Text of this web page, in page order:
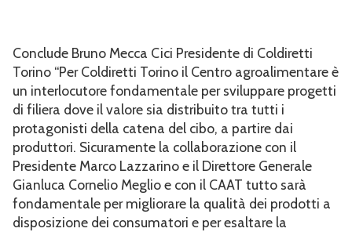
Conclude Bruno Mecca Cici Presidente di Coldiretti
Torino “Per Coldiretti Torino il Centro agroalimentare è
un interlocutore fondamentale per sviluppare progetti
di filiera dove il valore sia distribuito tra tutti i
protagonisti della catena del cibo, a partire dai
produttori. Sicuramente la collaborazione con il
Presidente Marco Lazzarino e il Direttore Generale
Gianluca Cornelio Meglio e con il CAAT tutto sarà
fondamentale per migliorare la qualità dei prodotti a
disposizione dei consumatori e per esaltare la